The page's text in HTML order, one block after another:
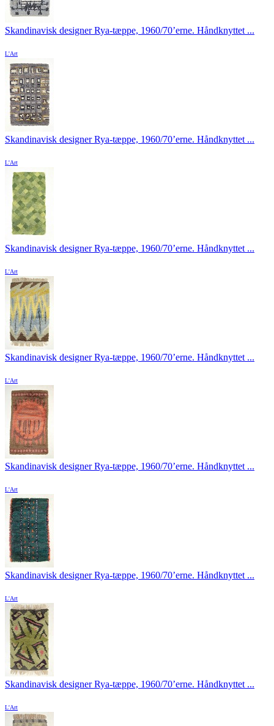
Skandinavisk designer Rya-tæppe, 1960/70’erne. Håndknyttet ...
L'Art
Skandinavisk designer Rya-tæppe, 1960/70’erne. Håndknyttet ...
L'Art
Skandinavisk designer Rya-tæppe, 1960/70’erne. Håndknyttet ...
L'Art
Skandinavisk designer Rya-tæppe, 1960/70’erne. Håndknyttet ...
L'Art
Skandinavisk designer Rya-tæppe, 1960/70’erne. Håndknyttet ...
L'Art
Skandinavisk designer Rya-tæppe, 1960/70’erne. Håndknyttet ...
L'Art
Skandinavisk designer Rya-tæppe, 1960/70’erne. Håndknyttet ...
L'Art